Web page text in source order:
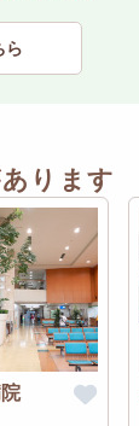
ら
ります